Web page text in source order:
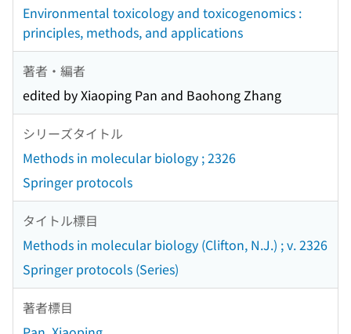
Environmental toxicology and toxicogenomics :
principles, methods, and applications
著者・編者
edited by Xiaoping Pan and Baohong Zhang
シリーズタイトル
Methods in molecular biology ; 2326
Springer protocols
タイトル標目
Methods in molecular biology (Clifton, N.J.) ; v. 2326
Springer protocols (Series)
著者標目